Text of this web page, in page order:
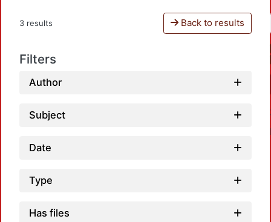
3 results Back to results
Filters
Author
Subject
Date
Type
Has files